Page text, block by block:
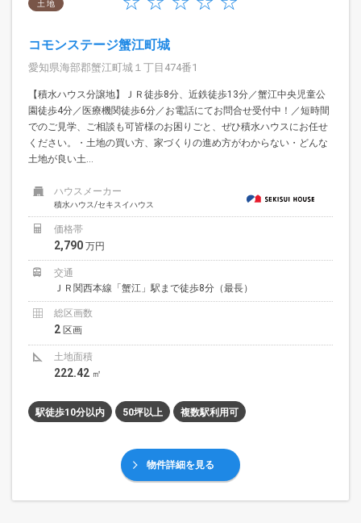
土 地
コモンステージ蟹江町城
愛知県海部郡蟹江町城１丁目474番1
【積水ハウス分譲地】ＪＲ徒歩8分、近鉄徒歩13分／蟹江中央児童公
園徒歩4分／医療機関徒歩6分／お電話にてお問合せ受付中！／短時間
でのご見学、ご相談も可皆様のお困りごと、ぜひ積水ハウスにお任せ
ください。・土地の買い方、家づくりの進め方がわからない・どんな
土地が良い土...
ハウスメーカー
積水ハウス/セキスイハウス
価格帯
2,790 万円
交通
ＪＲ関西本線「蟹江」駅まで徒歩8分（最長）
総区画数
2 区画
土地面積
222.42 ㎡
駅徒歩10分以内 50坪以上 複数駅利用可
物件詳細を見る